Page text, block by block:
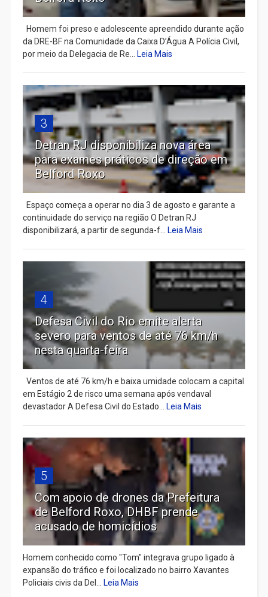
Homem foi preso e adolescente apreendido durante ação
da DRE-BF na Comunidade da Caixa D’Água A Polícia Civil,
por meio da Delegacia de Re...
Leia Mais
3
Detran RJ disponibiliza nova área
para exames práticos de direção em
Belford Roxo
Espaço começa a operar no dia 3 de agosto e garante a
continuidade do serviço na região O Detran RJ
disponibilizará, a partir de segunda-f...
Leia Mais
4
Defesa Civil do Rio emite alerta
severo para ventos de até 76 km/h
nesta quarta-feira
Ventos de até 76 km/h e baixa umidade colocam a capital
em Estágio 2 de risco uma semana após vendaval
devastador A Defesa Civil do Estado...
Leia Mais
5
Com apoio de drones da Prefeitura
de Belford Roxo, DHBF prende
acusado de homicídios
Homem conhecido como "Tom" integrava grupo ligado à
expansão do tráfico e foi localizado no bairro Xavantes
Policiais civis da Del...
Leia Mais